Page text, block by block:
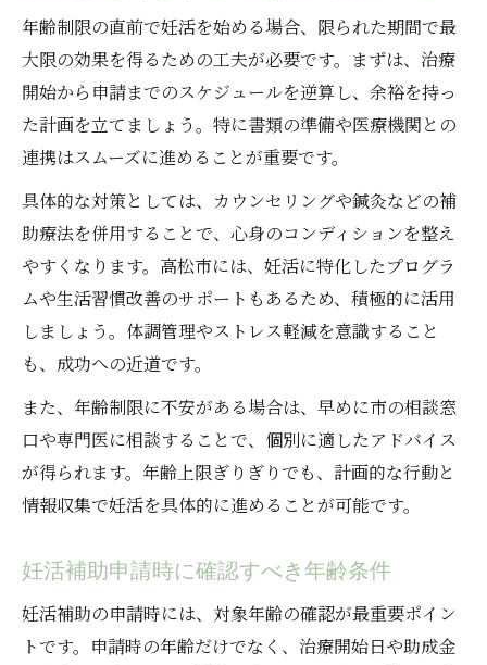
年齢制限の直前で妊活を始める場合、限られた期間で最
大限の効果を得るための工夫が必要です。まずは、治療
開始から申請までのスケジュールを逆算し、余裕を持っ
た計画を立てましょう。特に書類の準備や医療機関との
連携はスムーズに進めることが重要です。
具体的な対策としては、カウンセリングや鍼灸などの補
助療法を併用することで、心身のコンディションを整え
やすくなります。高松市には、妊活に特化したプログラ
ムや生活習慣改善のサポートもあるため、積極的に活用
しましょう。体調管理やストレス軽減を意識すること
も、成功への近道です。
また、年齢制限に不安がある場合は、早めに市の相談窓
口や専門医に相談することで、個別に適したアドバイス
が得られます。年齢上限ぎりぎりでも、計画的な行動と
情報収集で妊活を具体的に進めることが可能です。
妊活補助申請時に確認すべき年齢条件
妊活補助の申請時には、対象年齢の確認が最重要ポイン
トです。申請時の年齢だけでなく、治療開始日や助成金